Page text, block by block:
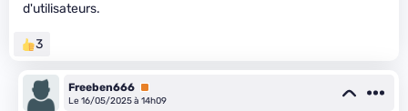
d'utilisateurs.
3
Freeben666 Premium
Le 16/05/2025 à 14h09